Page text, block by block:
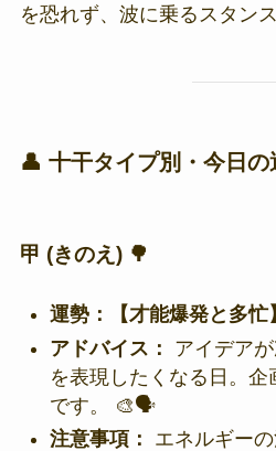
を恐れず、波に乗るスタン
👤 十干タイプ別・今日の
甲 (きのえ) 🌳
運勢：【才能爆発と多忙】
アドバイス：
アイデア
を表現したくなる日。
です。 🎨🗣️
注意事項：
エネルギー